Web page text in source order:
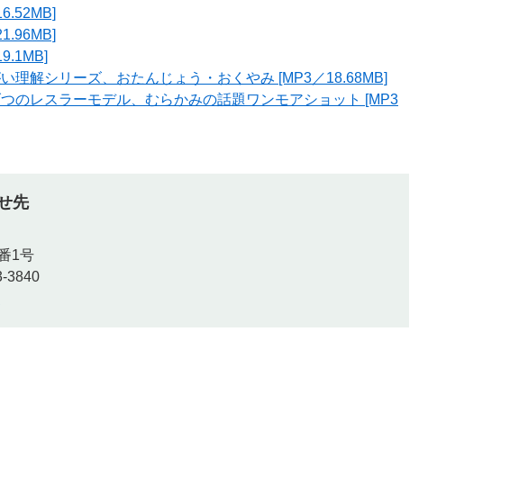
理解シリーズ、おたんじょう・おくやみ [MP3／18.68MB]
のレスラーモデル、むらかみの話題ワンモアショット [MP3
先
1号
3840